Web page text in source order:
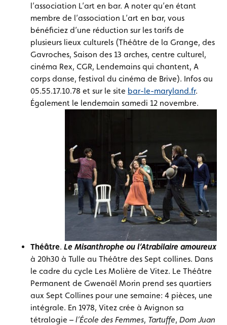
l’association L’art en bar. A noter qu’en étant
membre de l’association L’art en bar, vous
bénéficiez d’une réduction sur les tarifs de
plusieurs lieux culturels (Théâtre de la Grange, des
Gavroches, Saison des 13 arches, centre culturel,
cinéma Rex, CGR, Lendemains qui chantent, A
corps danse, festival du cinéma de Brive). Infos au
05.55.17.10.78 et sur le site bar-le-maryland.fr.
Également le lendemain samedi 12 novembre.
Théâtre. Le Misanthrophe ou l’Atrabilaire amoureux
à 20h30 à Tulle au Théâtre des Sept collines. Dans
le cadre du cycle Les Molière de Vitez. Le Théâtre
Permanent de Gwenaël Morin prend ses quartiers
aux Sept Collines pour une semaine: 4 pièces, une
intégrale. En 1978, Vitez crée à Avignon sa
tétralogie – l’École des Femmes, Tartuffe, Dom Juan